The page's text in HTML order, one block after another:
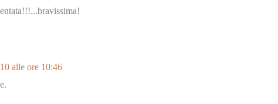
alle ore 10:46